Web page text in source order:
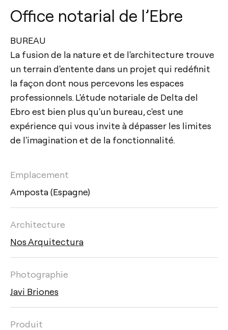
Office notarial de l’Ebre
BUREAU
La fusion de la nature et de l'architecture trouve
un terrain d'entente dans un projet qui redéfinit
la façon dont nous percevons les espaces
professionnels. L'étude notariale de Delta del
Ebro est bien plus qu'un bureau, c'est une
expérience qui vous invite à dépasser les limites
de l'imagination et de la fonctionnalité.
Emplacement
Amposta (Espagne)
Architecture
Nos Arquitectura
Photographie
Javi Briones
Produit